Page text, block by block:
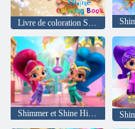
Shimmer et Shine Hidden Stars